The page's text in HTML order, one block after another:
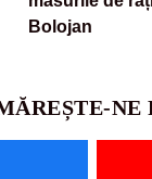
Bolojan
NE